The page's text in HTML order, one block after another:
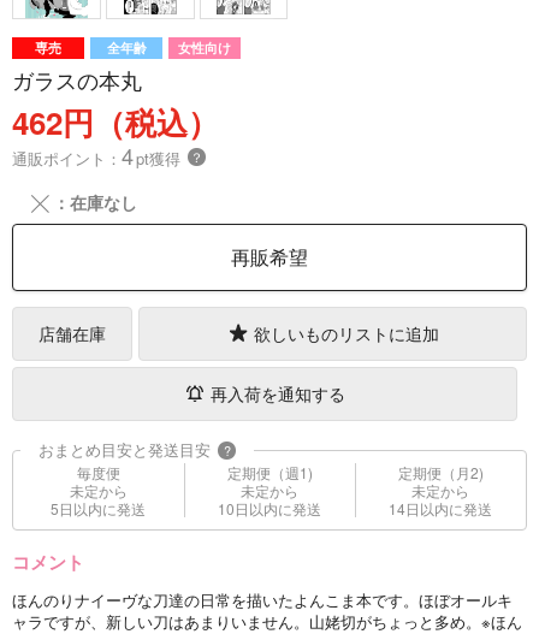
専売 全年齢 女性向け
ガラスの本丸
462円（税込）
通販ポイント： 4pt獲得 ？
╳ ：在庫なし
再販希望
店舗在庫 欲しいものリストに追加
再入荷を通知する
おまとめ目安と発送目安 ?
毎度便
未定から
5日以内に発送
定期便（週1)
未定から
10日以内に発送
定期便（月2)
未定から
14日以内に発送
コメント
ほんのりナイーヴな刀達の日常を描いたよんこま本です。ほぼオールキ
ャラですが、新しい刀はあまりいません。山姥切がちょっと多め。※ほん